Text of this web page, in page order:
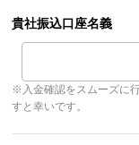
貴社振込口座名義
※入金確認をスムーズに
すと幸いです。